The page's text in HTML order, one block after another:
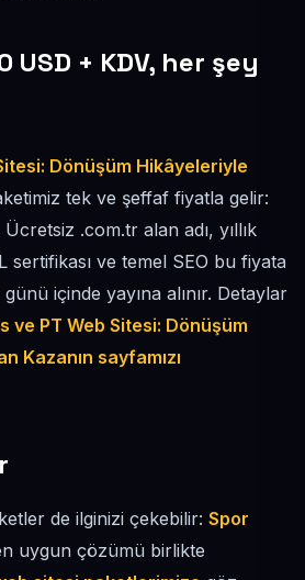
USD + KDV, her şey
Dönüşüm Hikâyeleriyle
tek ve şeffaf fiyatla gelir:
Ücretsiz .com.tr alan adı, yıllık
sertifikası ve temel SEO bu fiyata
içinde yayına alınır. Detaylar
ve PT Web Sitesi: Dönüşüm
Kazanın sayfamızı
de ilginizi çekebilir: Spor
uygun çözümü birlikte